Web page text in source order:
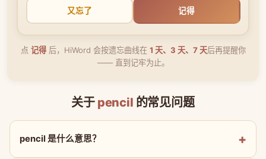
又忘了 记得
点 记得后，HiWord 会按遗忘曲线在 1 天、3 天、7 天后再提醒你
—— 直到记牢为止。
关于 pencil 的常见问题
pencil 是什么意思？